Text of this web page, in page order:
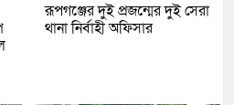
রূপগঞ্জের দুই প্রজন্মের দুই সেরা
থানা নির্বাহী অফিসার